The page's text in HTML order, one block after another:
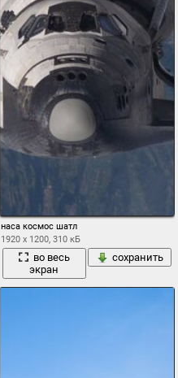
наса космос шатл
1920 x 1200, 310 кБ
во весь
экран
сохранить